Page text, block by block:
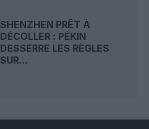
SHENZHEN PRÊT À
DÉCOLLER : PÉKIN
DESSERRE LES RÈGLES
SUR...